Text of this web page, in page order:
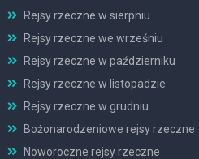
Rejsy rzeczne w sierpniu
Rejsy rzeczne we wrześniu
Rejsy rzeczne w październiku
Rejsy rzeczne w listopadzie
Rejsy rzeczne w grudniu
Bożonarodzeniowe rejsy rzeczne
Noworoczne rejsy rzeczne